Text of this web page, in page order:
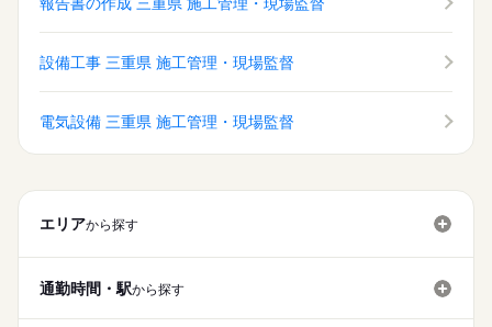
設備工事 三重県 施工管理・現場監督
電気設備 三重県 施工管理・現場監督
エリアから探す
通勤時間・駅から探す